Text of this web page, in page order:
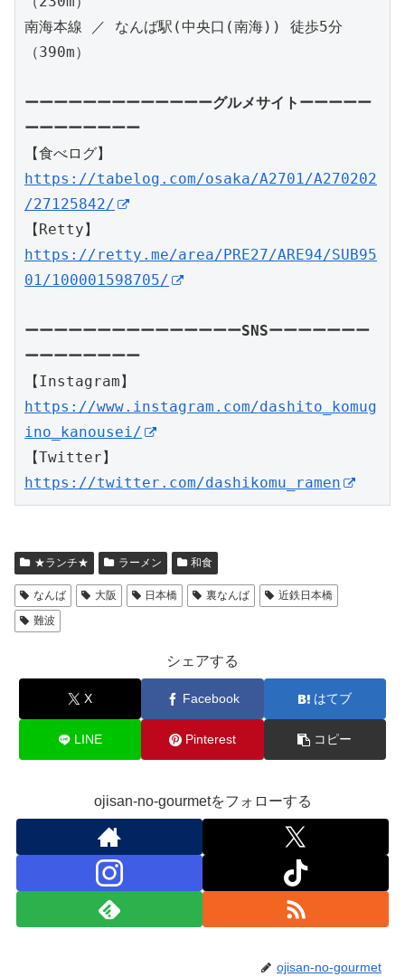
南海本線 ／ なんば駅(中央口(南海)) 徒歩5分
（390m）
ーーーーーーーーーーーーーグルメサイトーーーーー
【食べログ】
https://tabelog.com/osaka/A2701/A270202
/27125842/
【Retty】
https://retty.me/area/PRE27/ARE94/SUB95
01/100001598705/
ーーーーーーーーーーーーーーーSNSーーーーーーー
【Instagram】
https://www.instagram.com/dashito_komug
ino_kanousei/
【Twitter】
https://twitter.com/dashikomu_ramen
★ランチ★ ラーメン 和食
なんば 大阪 日本橋 裏なんば
近鉄日本橋
難波
シェアする
X Facebook はてブ
LINE Pinterest コピー
ojisan-no-gourmetをフォローする
ojisan-no-gourmet